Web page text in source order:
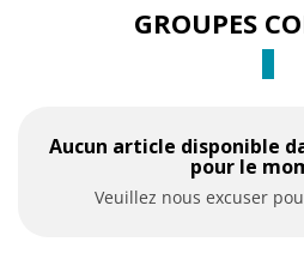
GROUPES
Aucun article disponible
pour le
Veuillez nous excuser